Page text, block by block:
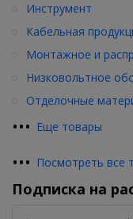
••• Еще товары
Инструмент
Кабельная
Монтажное и
Низковольтное
Отделочные
••• Посмотреть все
Подписка на